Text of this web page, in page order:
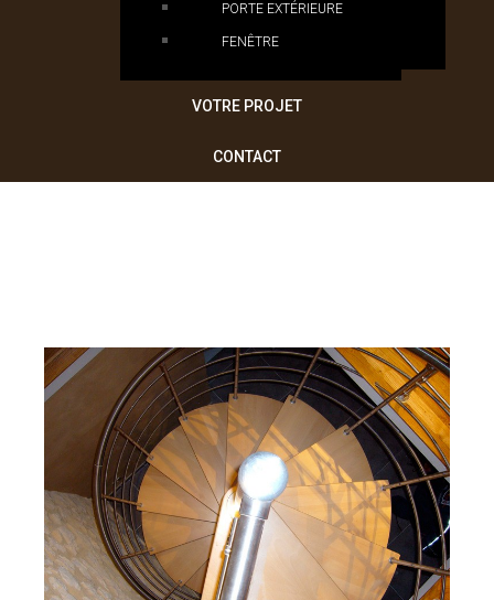
PORTE EXTÉRIEURE
FENÊTRE
VOTRE PROJET
CONTACT